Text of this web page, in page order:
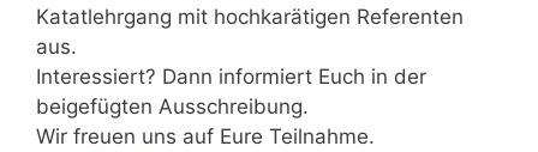
Katatlehrgang mit hochkarätigen Referenten
aus.
Interessiert? Dann informiert Euch in der
beigefügten Ausschreibung.
Wir freuen uns auf Eure Teilnahme.